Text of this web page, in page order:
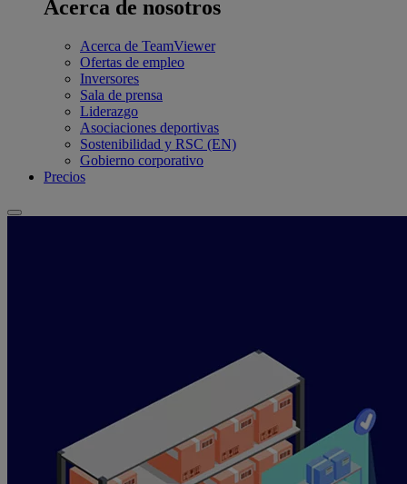
Acerca de nosotros
Acerca de TeamViewer
Ofertas de empleo
Inversores
Sala de prensa
Liderazgo
Asociaciones deportivas
Sostenibilidad y RSC (EN)
Gobierno corporativo
Precios